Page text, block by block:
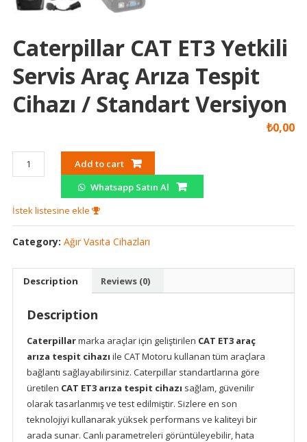
Caterpillar CAT ET3 Yetkili
Servis Araç Arıza Tespit
Cihazı / Standart Versiyon
₺0,00
Caterpillar
CAT
Yetkili
Araç
Tespit
Cihazı
Standart
quantity
Add to cart
Whatsapp Satın Al
İstek listesine ekle
Category: Ağır Vasıta Cihazları
Description Reviews (0)
Description
Caterpillarmarka araçlar için geliştirilen CAT ET3 araç
arıza tespit cihazı ile CAT Motoru kullanan tüm araçlara
bağlantı sağlayabilirsiniz. Caterpillar standartlarına göre
üretilen CAT ET3 arıza tespit cihazı sağlam, güvenilir
olarak tasarlanmış ve test edilmiştir. Sizlere en son
teknolojiyi kullanarak yüksek performans ve kaliteyi bir
arada sunar. Canlı parametreleri görüntüleyebilir, hata